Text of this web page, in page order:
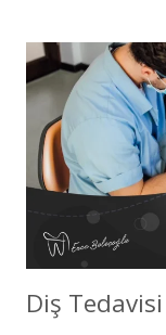
Diş Tedavisi